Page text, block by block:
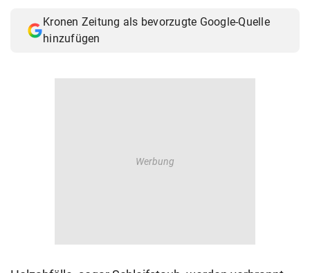
Kronen Zeitung als bevorzugte Google-Quelle
hinzufügen